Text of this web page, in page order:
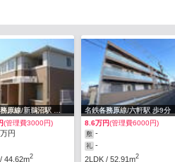
(管理費3000円)
円
44.62m2
名鉄各務原線/六軒駅 歩9分
8.6万円(管理費6000円)
敷 -
礼 -
2LDK / 52.91m2